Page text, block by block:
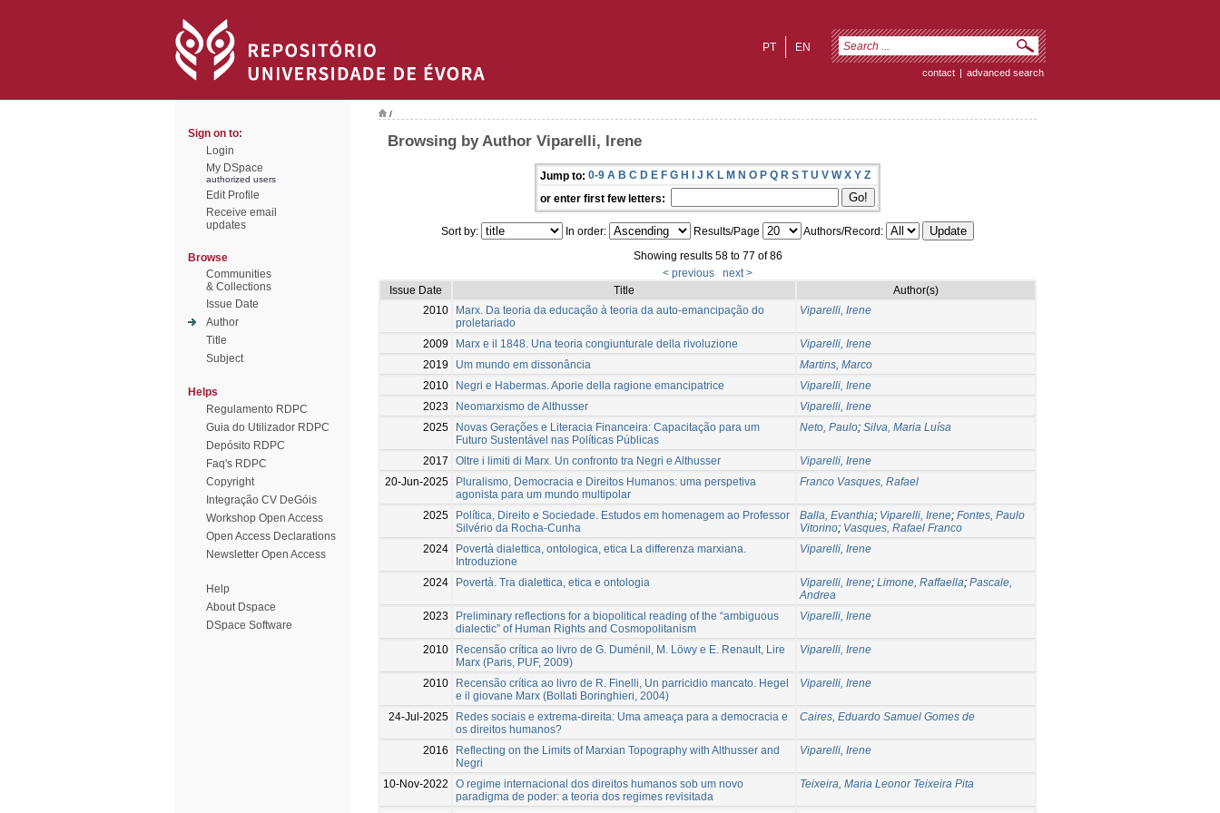
EN
PT
contact | advanced search
Sign on to:
Login
My DSpace
authorized users
Edit Profile
Receive email
updates
Browse
Communities
& Collections
Issue Date
Author
Title
Subject
Helps
Regulamento RDPC
Guia do Utilizador RDPC
Depósito RDPC
Faq's RDPC
Copyright
Integração CV DeGóis
Workshop Open Access
Open Access Declarations
Newsletter Open Access
Help
About Dspace
DSpace Software
/
Browsing by Author Viparelli, Irene
Jump to: 0-9 A B C D E F G H I J K L M N O P Q R S T U V W X Y Z
or enter first few letters:
Sort by: In order: Results/Page
Authors/Record:
Showing results 58 to 77 of 86
< previous
next >
Issue Date
Title
Author(s)
2010
Marx. Da teoria da educação à teoria da auto-emancipação do
proletariado
Viparelli, Irene
2009 Marx e il 1848. Una teoria congiunturale della rivoluzione
Viparelli, Irene
2019
Um mundo em dissonância
Martins, Marco
2010
Negri e Habermas. Aporie della ragione emancipatrice
Viparelli, Irene
2023
Neomarxismo de Althusser
Viparelli, Irene
2025
Novas Gerações e Literacia Financeira: Capacitação para um
Futuro Sustentável nas Políticas Públicas
Neto, Paulo; Silva, Maria Luísa
2017 Oltre i limiti di Marx. Un confronto tra Negri e Althusser
Viparelli, Irene
20-Jun-2025
Pluralismo, Democracia e Direitos Humanos: uma perspetiva
agonista para um mundo multipolar
Franco Vasques, Rafael
2025
Política, Direito e Sociedade. Estudos em homenagem ao Professor
Silvério da Rocha-Cunha
Balla, Evanthia; Viparelli, Irene; Fontes, Paulo
Vitorino; Vasques, Rafael Franco
2024
Povertà dialettica, ontologica, etica La differenza marxiana.
Introduzione
Viparelli, Irene
2024 Povertà. Tra dialettica, etica e ontologia Viparelli, Irene; Limone, Raffaella; Pascale,
Andrea
2023
Preliminary reflections for a biopolitical reading of the “ambiguous
dialectic” of Human Rights and Cosmopolitanism
Viparelli, Irene
2010
Recensão crítica ao livro de G. Duménil, M. Löwy e E. Renault, Lire
Marx (Paris, PUF, 2009)
Viparelli, Irene
2010
Recensão crítica ao livro de R. Finelli, Un parricidio mancato. Hegel
e il giovane Marx (Bollati Boringhieri, 2004)
Viparelli, Irene
24-Jul-2025
Redes sociais e extrema-direita: Uma ameaça para a democracia e
os direitos humanos?
Caires, Eduardo Samuel Gomes de
2016
Reflecting on the Limits of Marxian Topography with Althusser and
Negri
Viparelli, Irene
10-Nov-2022
O regime internacional dos direitos humanos sob um novo
paradigma de poder: a teoria dos regimes revisitada
Teixeira, Maria Leonor Teixeira Pita